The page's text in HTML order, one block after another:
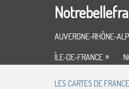
AUVERGNE-RHÔNE-
ÎLE-DE-FRANCE »
LES CARTES DE FRANCE